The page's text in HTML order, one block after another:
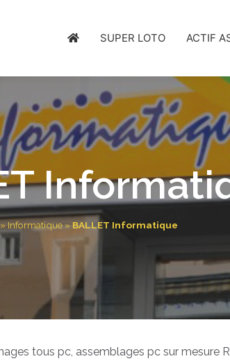
SUPER LOTO ACTIF
Informatique» BALLET Informatique
tous pc, assemblages pc sur mesure